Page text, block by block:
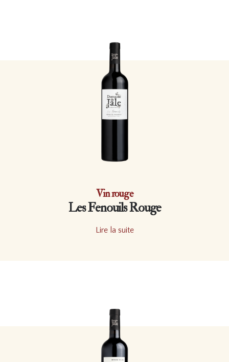
Vin rouge
Les Fenouils Rouge
Lire la suite